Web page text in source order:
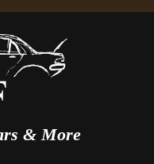
& More